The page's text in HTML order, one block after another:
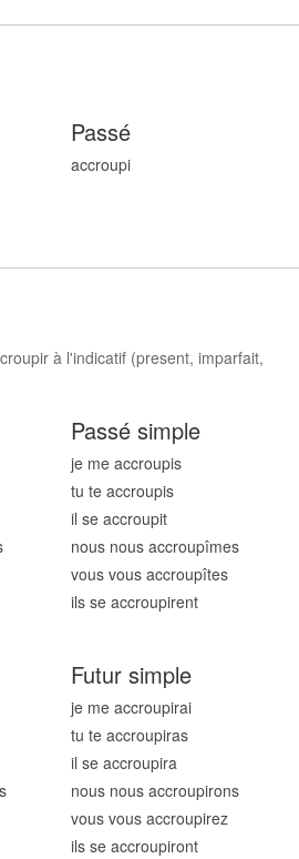
Passé
accroupi
à l'indicatif (present, imparfait,
Passé simple
je me accroupis
tu te accroupis
il se accroupit
nous nous accroupîmes
vous vous accroupîtes
ils se accroupirent
Futur simple
je me accroupirai
tu te accroupiras
il se accroupira
nous nous accroupirons
vous vous accroupirez
ils se accroupiront